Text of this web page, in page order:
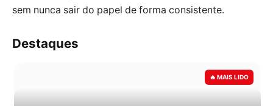
sem nunca sair do papel de forma consistente.
Destaques